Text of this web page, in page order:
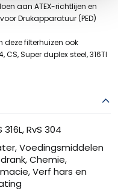
316L, RvS 304
Voedingsmiddelen
Chemie,
Verf hars en
aan ATEX-richtlijen en
Drukapparatuur (PED)
filterhuizen ook
CS, Super duplex steel, 316TI